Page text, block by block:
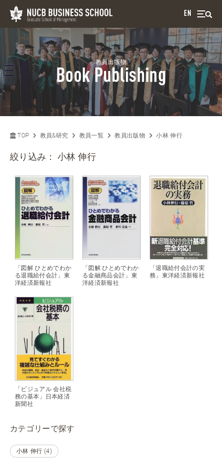
EN
教員出版物
Book Publishing
TOP 教員&研究 教員一覧 教員出版物 小林 伸行
絞り込み：小林 伸行
「図解 ひとめでわか
る退職給付会計」東
洋経済新報社
「図解 ひとめでわか
る金融商品会計」東
洋経済新報社
「退職給付会計の実
務」東洋経済新報社
「ビジュアル 会社税
務の基本」日本経済
新聞社
カテゴリーで探す
小林 伸行 (4)